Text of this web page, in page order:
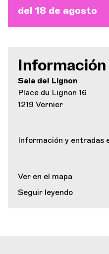
del 18 de agosto
Sala del Lignon
Place du Lignon 16
1219 Vernier
Información y entradas
Ver en el mapa
Seguir leyendo